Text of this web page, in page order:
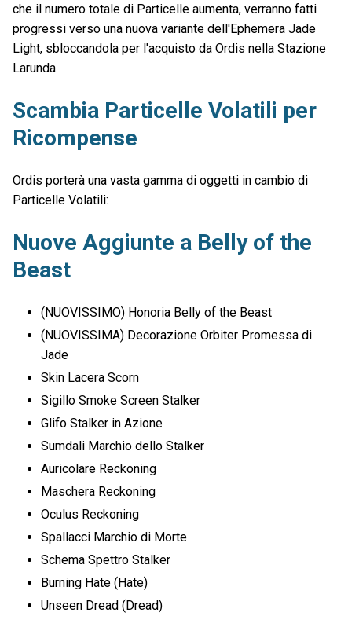
che il numero totale di Particelle aumenta, verranno fatti
progressi verso una nuova variante dell'Ephemera Jade
Light, sbloccandola per l'acquisto da Ordis nella Stazione
Larunda.
Scambia Particelle Volatili per
Ricompense
Ordis porterà una vasta gamma di oggetti in cambio di
Particelle Volatili:
Nuove Aggiunte a Belly of the
Beast
(NUOVISSIMO) Honoria Belly of the Beast
(NUOVISSIMA) Decorazione Orbiter Promessa di
Jade
Skin Lacera Scorn
Sigillo Smoke Screen Stalker
Glifo Stalker in Azione
Sumdali Marchio dello Stalker
Auricolare Reckoning
Maschera Reckoning
Oculus Reckoning
Spallacci Marchio di Morte
Schema Spettro Stalker
Burning Hate (Hate)
Unseen Dread (Dread)